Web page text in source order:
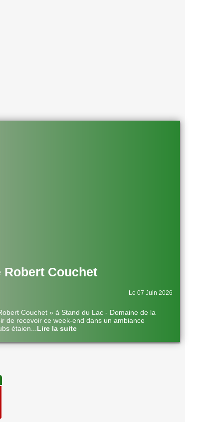
Robert Couchet
Le 07 Juin 2026
Couchet » à Stand du Lac - Domaine de la
de recevoir ce week-end dans un ambiance
étaien
Lire la suite